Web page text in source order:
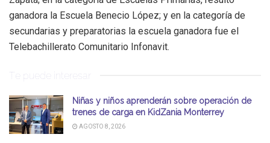
ganadora la Escuela Benecio López; y en la categoría de
secundarias y preparatorias la escuela ganadora fue el
Telebachillerato Comunitario Infonavit.
Te puede interesar
Niñas y niños aprenderán sobre operación de
trenes de carga en KidZania Monterrey
AGOSTO 8, 2026